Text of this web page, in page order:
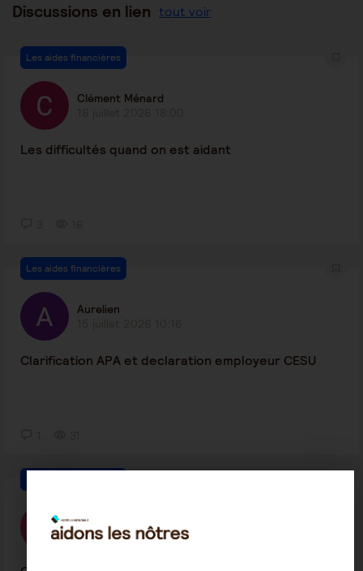
Discussions en lien tout voir
Les aides financières
Clément Ménard
Les difficultés quand on est aidant
Les aides financières
Aurelien
Clarification APA et declaration employeur CESU
Camille CPPresse
3 juin 2026 15:04